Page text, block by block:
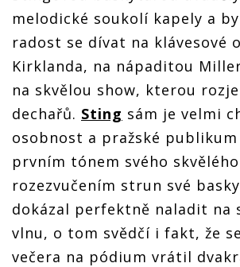
melodické soukolí kapely a
radost se dívat na klávesové
Kirklanda, na nápaditou
na skvělou show, kterou
dechařů. Sting sám je velmi
osobnost a pražské
prvním tónem svého
rozezvučením strun své
dokázal perfektně naladit na
vlnu, o tom svědčí i fakt, že
večera na pódium vrátil